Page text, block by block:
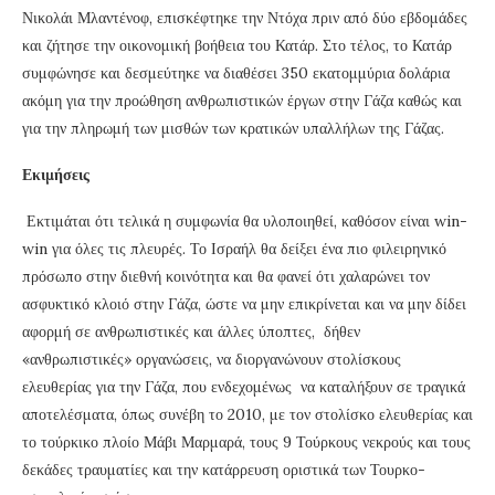
Νικολάι Μλαντένοφ, επισκέφτηκε την Ντόχα πριν από δύο εβδομάδες
και ζήτησε την οικονομική βοήθεια του Κατάρ. Στο τέλος, το Κατάρ
συμφώνησε και δεσμεύτηκε να διαθέσει 350 εκατομμύρια δολάρια
ακόμη για την προώθηση ανθρωπιστικών έργων στην Γάζα καθώς και
για την πληρωμή των μισθών των κρατικών υπαλλήλων της Γάζας.
Εκιμήσεις
Εκτιμάται ότι τελικά η συμφωνία θα υλοποιηθεί, καθόσον είναι win-
win για όλες τις πλευρές. Το Ισραήλ θα δείξει ένα πιο φιλειρηνικό
πρόσωπο στην διεθνή κοινότητα και θα φανεί ότι χαλαρώνει τον
ασφυκτικό κλοιό στην Γάζα, ώστε να μην επικρίνεται και να μην δίδει
αφορμή σε ανθρωπιστικές και άλλες ύποπτες, δήθεν
«ανθρωπιστικές» οργανώσεις, να διοργανώνουν στολίσκους
ελευθερίας για την Γάζα, που ενδεχομένως να καταλήξουν σε τραγικά
αποτελέσματα, όπως συνέβη το 2010, με τον στολίσκο ελευθερίας και
το τούρκικο πλοίο Μάβι Μαρμαρά, τους 9 Τούρκους νεκρούς και τους
δεκάδες τραυματίες και την κατάρρευση οριστικά των Τουρκο-